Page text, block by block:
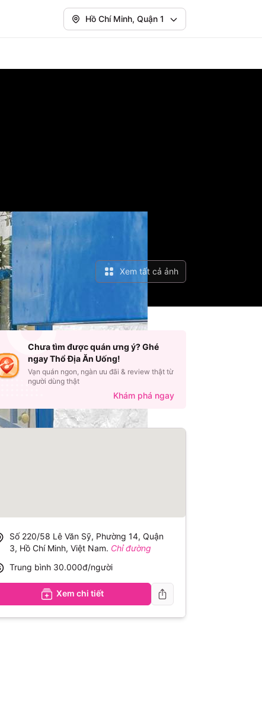
Hồ Chí Minh, Quận 1
Xem tất cả ảnh
Số 220/58 Lê Văn Sỹ, Phường 14, Quận
3, Hồ Chí Minh, Việt Nam. Chỉ đường
Trung bình 30.000đ/người
Xem chi tiết
Chưa tìm được quán ưng ý? Ghé
ngay Thổ Địa Ăn Uống!
Vạn quán ngon, ngàn ưu đãi & review thật từ
người dùng thật
Khám phá ngay